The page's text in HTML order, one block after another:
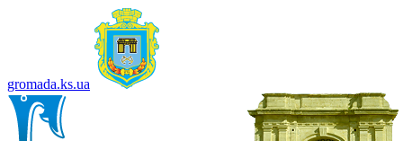
gromada.ks.ua